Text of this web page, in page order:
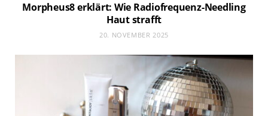
Morpheus8 erklärt: Wie Radiofrequenz-Needling
Haut strafft
20. NOVEMBER 2025